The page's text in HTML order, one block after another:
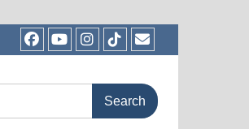
FacebookYoutubeInstagram
TikTokEmail